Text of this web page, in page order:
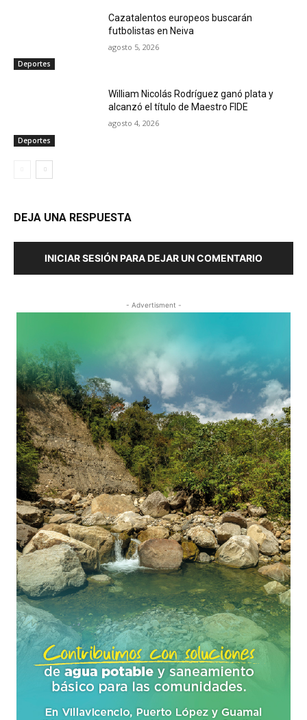
Deportes
Cazatalentos europeos buscarán
futbolistas en Neiva
agosto 5, 2026
Deportes
William Nicolás Rodríguez ganó plata y
alcanzó el título de Maestro FIDE
agosto 4, 2026
DEJA UNA RESPUESTA
INICIAR SESIÓN PARA DEJAR UN COMENTARIO
- Advertisment -